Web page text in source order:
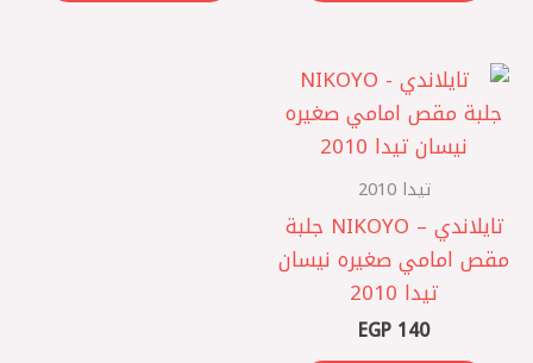
تيدا 2010
تايلاندي – NIKOYO جلبة
مقص امامي صغيره نيسان
تيدا 2010
EGP 140